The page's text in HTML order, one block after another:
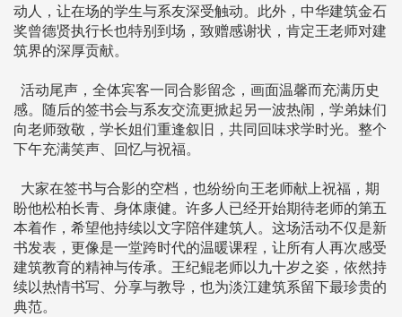
动人，让在场的学生与系友深受触动。此外，中华建筑金石
奖曾德贤执行长也特别到场，致赠感谢状，肯定王老师对建
筑界的深厚贡献。
活动尾声，全体宾客一同合影留念，画面温馨而充满历史
感。随后的签书会与系友交流更掀起另一波热闹，学弟妹们
向老师致敬，学长姐们重逢叙旧，共同回味求学时光。整个
下午充满笑声、回忆与祝福。
大家在签书与合影的空档，也纷纷向王老师献上祝福，期
盼他松柏长青、身体康健。许多人已经开始期待老师的第五
本着作，希望他持续以文字陪伴建筑人。这场活动不仅是新
书发表，更像是一堂跨时代的温暖课程，让所有人再次感受
建筑教育的精神与传承。王纪鲲老师以九十岁之姿，依然持
续以热情书写、分享与教导，也为淡江建筑系留下最珍贵的
典范。